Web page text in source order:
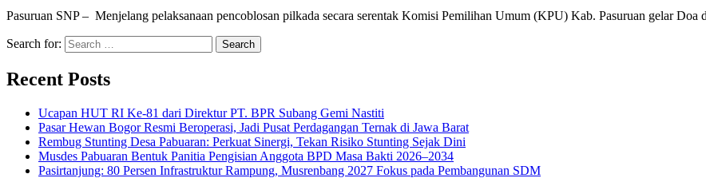
Pasuruan SNP – Menjelang pelaksanaan pencoblosan pilkada secara serentak Komisi Pemilihan Umum (KPU) Kab. Pasuruan gelar
Search for:
Recent Posts
Ucapan HUT RI Ke-81 dari Direktur PT. BPR Subang Gemi Nastiti
Pasar Hewan Bogor Resmi Beroperasi, Jadi Pusat Perdagangan Ternak di Jawa Barat
Rembug Stunting Desa Pabuaran: Perkuat Sinergi, Tekan Risiko Stunting Sejak Dini
Musdes Pabuaran Bentuk Panitia Pengisian Anggota BPD Masa Bakti 2026–2034
Pasirtanjung: 80 Persen Infrastruktur Rampung, Musrenbang 2027 Fokus pada Pembangunan SDM